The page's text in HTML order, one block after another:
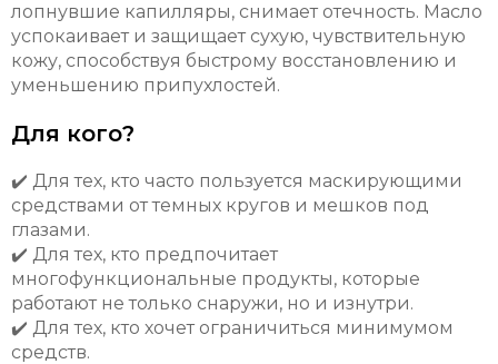
лопнувшие капилляры, снимает отечность. Масло
успокаивает и защищает сухую, чувствительную
кожу, способствуя быстрому восстановлению и
уменьшению припухлостей.
Для кого?
✔️ Для тех, кто часто пользуется маскирующими
средствами от темных кругов и мешков под
глазами.
✔️ Для тех, кто предпочитает
многофункциональные продукты, которые
работают не только снаружи, но и изнутри.
✔️ Для тех, кто хочет ограничиться минимумом
средств.